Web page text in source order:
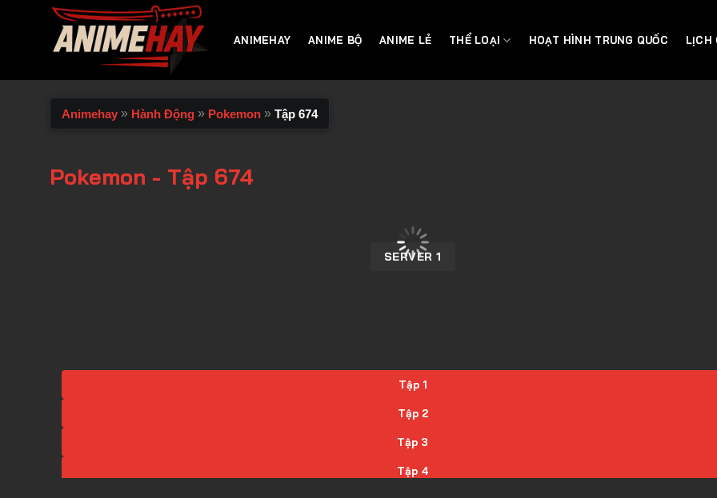
ANIMEHAY ANIME BỘ ANIME LẺ THỂ LOẠI HOẠT HÌNH TRUNG QUỐC LỊCH
Animehay » Hành Động » Pokemon » Tập 674
Pokemon - Tập 674
SERVER 1
Tập 1
Tập 2
Tập 3
Tập 4